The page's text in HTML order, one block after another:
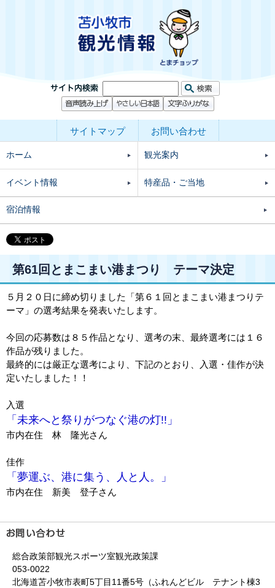
サイトマップ お問い合わせ
ホーム 観光案内
イベント情報 特産品・ご当地
宿泊情報
第61回とまこまい港まつり テーマ決定
５月２０日に締め切りました「第６１回とまこまい港まつりテ
ーマ」の選考結果を発表いたします。
今回の応募数は８５作品となり、選考の末、最終選考には１６
作品が残りました。
最終的には厳正な選考により、下記のとおり、入選・佳作が決
定いたしました！！
入選
「未来へと祭りがつなぐ港の灯!!」
市内在住 林 隆光さん
佳作
「夢運ぶ、港に集う、人と人。」
市内在住 新美 登子さん
総合政策部観光スポーツ室観光政策課
053-0022
北海道苫小牧市表町5丁目11番5号（ふれんどビル テナント棟3